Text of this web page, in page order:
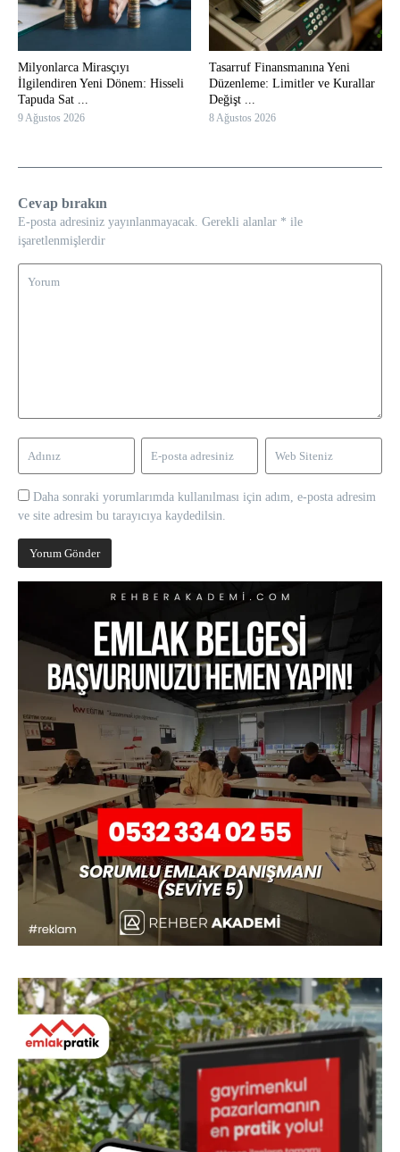
Milyonlarca Mirasçıyı
İlgilendiren Yeni Dönem: Hisseli
Tapuda Sat ...
9 Ağustos 2026
Tasarruf Finansmanına Yeni
Düzenleme: Limitler ve Kurallar
Değişt ...
8 Ağustos 2026
Cevap bırakın
E-posta adresiniz yayınlanmayacak. Gerekli alanlar * ile
işaretlenmişlerdir
Daha sonraki yorumlarımda kullanılması için adım, e-posta adresim
ve site adresim bu tarayıcıya kaydedilsin.